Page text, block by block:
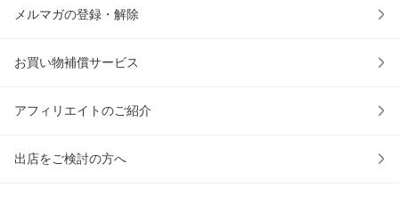
メルマガの登録・解除
お買い物補償サービス
アフィリエイトのご紹介
出店をご検討の方へ